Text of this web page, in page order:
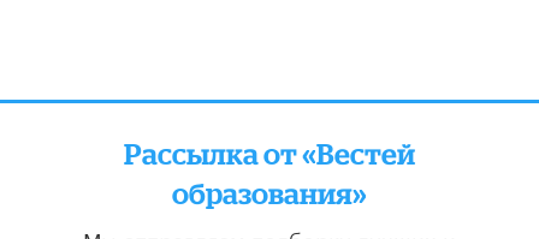
Рассылка от «Вестей
образования»